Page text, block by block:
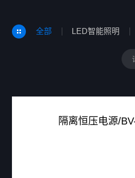
全部 LED智能照明
隔离恒压电源/